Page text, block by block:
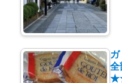
全